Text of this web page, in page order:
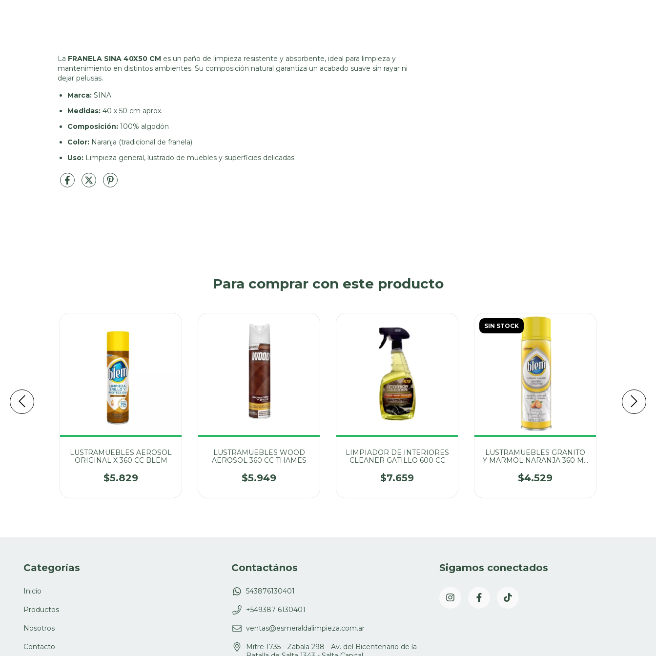
La FRANELA SINA 40X50 CM es un paño de limpieza resistente y absorbente, ideal para limpieza y
mantenimiento en distintos ambientes. Su composición natural garantiza un acabado suave sin rayar ni
dejar pelusas.
Marca: SINA
Medidas: 40 x 50 cm aprox.
Composición: 100% algodón
Color: Naranja (tradicional de franela)
Uso: Limpieza general, lustrado de muebles y superficies delicadas
Para comprar con este producto
LUSTRAMUEBLES AEROSOL
ORIGINAL X 360 CC BLEM
$5.829
LUSTRAMUEBLES WOOD
AEROSOL 360 CC THAMES
$5.949
LIMPIADOR DE INTERIORES
CLEANER GATILLO 600 CC
$7.659
SIN STOCK
LUSTRAMUEBLES GRANITO
Y MARMOL NARANJA 360 ML
$4.529
Categorías
Inicio
Productos
Nosotros
Contacto
Contactános
543876130401
+549387 6130401
ventas@esmeraldalimpieza.com.ar
Mitre 1735 - Zabala 298 - Av. del Bicentenario de la
Sigamos conectados